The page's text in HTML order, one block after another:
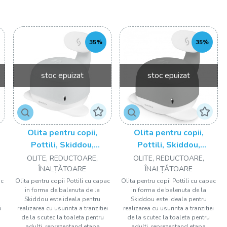
colorate sau muzicale, care să îl facă pe cel mic mai
nouă aventură
te de instrumente care să îl facă pe cel mic să se simtă în
sau fete, pentru călătorie sau reductoare pentru wc, îți
interesul și curiozitatea copilului tău.
puiului tău să îi fie mai ușor să utilizeze vasul de toaletă.
să renunțe la scutec, ci va face asta în mod natural.
și bucurați-vă împreună de această nouă etapă din viața
stoc epuizat
35%
Olita pentru copii,
Pottili, Skiddou,
balenuta, cu capac, Sky
high, Bleu
OLITE, REDUCTOARE,
ÎNALȚǍTOARE
Olita pentru copii Pottili cu capac
in forma de balenuta de la
Skiddou este ideala pentru
realizarea cu usurinta a tranzitiei
de la scutec la toaleta pentru
stoc epuizat
35%
Olita pentru copii,
Pottili, Skiddou,
balenuta, cu capac, Wild
climber, Verde
OLITE, REDUCTOARE,
ÎNALȚǍTOARE
Olita pentru copii Pottili cu capac
in forma de balenuta de la
Skiddou este ideala pentru
realizarea cu usurinta a tranzitiei
de la scutec la toaleta pentru